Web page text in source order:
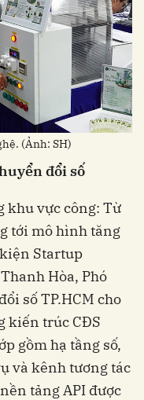
(Ảnh: SH)
đổi số
khu vực công: Từ
tới mô hình tăng
Startup
Hòa, Phó
số TP.HCM cho
kiến trúc CĐS
gồm hạ tầng số,
và kênh tương tác
tảng API được